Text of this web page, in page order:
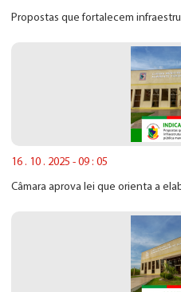
Propostas que fortalecem
16 . 10 . 2025 - 09 : 05
Câmara aprova lei que orienta a